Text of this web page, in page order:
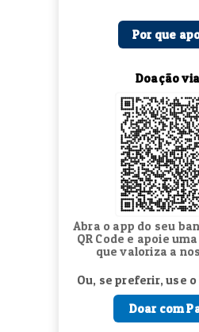
Por que
Doação
Abra o app do seu
QR Code e apoie
que valoriza a
Ou, se preferir, use
Doar com